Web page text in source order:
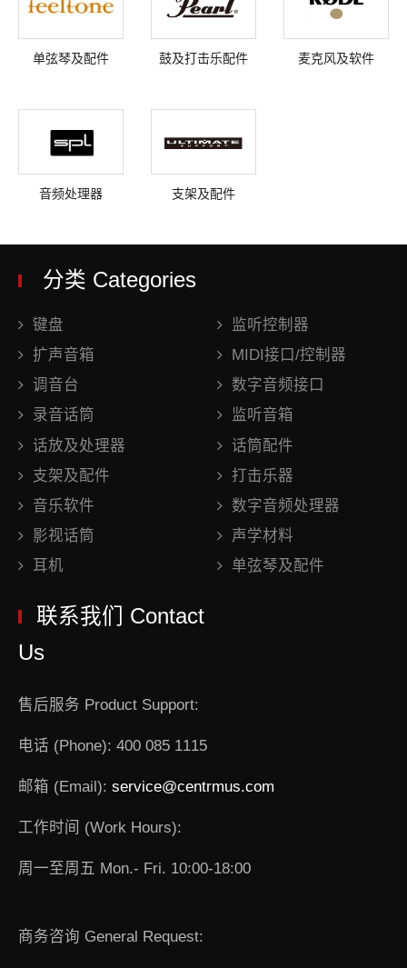
单弦琴及配件 鼓及打击乐配件 麦克风及软件
音频处理器 支架及配件
分类 Categories
键盘
监听控制器
扩声音箱
MIDI接口/控制器
调音台
数字音频接口
录音话筒
监听音箱
话放及处理器
话筒配件
支架及配件
打击乐器
音乐软件
数字音频处理器
影视话筒
声学材料
耳机
单弦琴及配件
联系我们 Contact
Us
售后服务 Product Support:
电话 (Phone): 400 085 1115
邮箱 (Email): service@centrmus.com
工作时间 (Work Hours):
周一至周五 Mon.- Fri. 10:00-18:00
商务咨询 General Request: